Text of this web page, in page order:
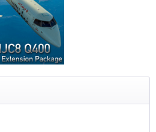
Traffic Global for P3D &